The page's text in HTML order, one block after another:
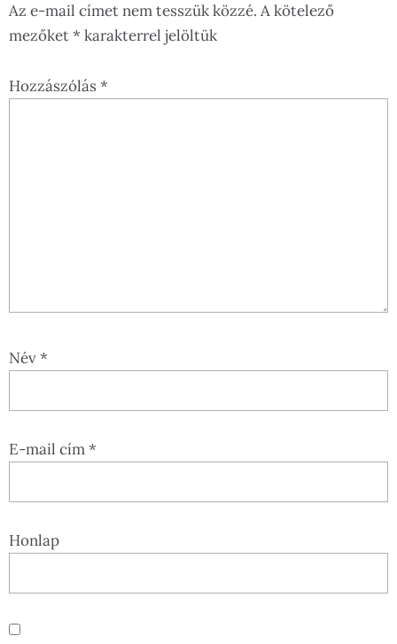
Az e-mail címet nem tesszük közzé. A kötelező
mezőket* karakterrel jelöltük
Hozzászólás *
Név*
E-mail cím*
Honlap